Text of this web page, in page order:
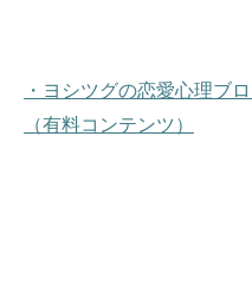
・ヨシツグの恋愛心理ブ
（有料コンテンツ）